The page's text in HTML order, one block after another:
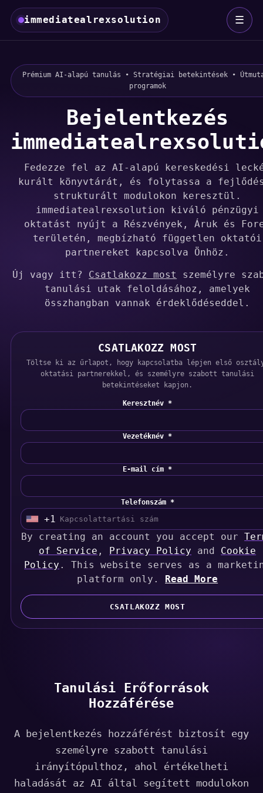
immediatealrexsolution ☰
Prémium AI-alapú tanulás • Stratégiai betekintések •
programok
Bejelentkezés
Fedezze fel az AI-alapú kereskedési
kurált könyvtárát, és folytassa a
strukturált modulokon keresztül.
immediatealrexsolution kiváló pénzügyi
oktatást nyújt a Részvények, Áruk és
területén, megbízható független oktatói
partnereket kapcsolva Önhöz.
Új vagy itt? Csatlakozz most
személyre
tanulási utak feloldásához, amelyek
összhangban vannak érdeklődéseddel.
CSATLAKOZZ MOST
Töltse ki az űrlapot, hogy kapcsolatba lépjen első
oktatási partnerekkel, és személyre szabott tanulási
betekintéseket kapjon.
Keresztnév *
Vezetéknév *
E-mail cím *
Telefonszám *
U
n
t
d
t
+1
By creating an account you accept our
of Service , Privacy Policy and Cookie
Policy . This website serves as a
platform only.
Read More
CSATLAKOZZ MOST
Tanulási Erőforrások
Hozzáférése
A bejelentkezés hozzáférést biztosít egy
személyre szabott tanulási
irányítópulthoz, ahol értékelheti
haladását az AI által segített modulokon